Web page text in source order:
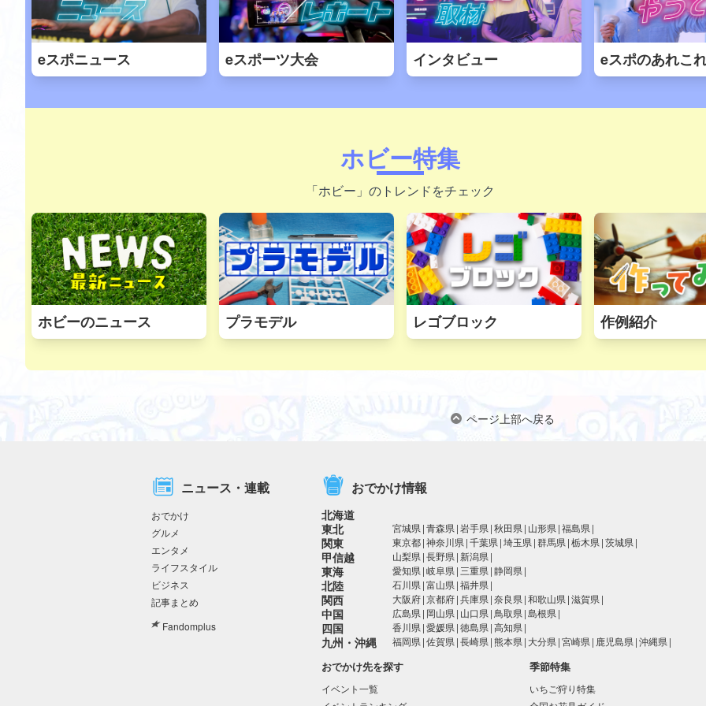
eスポニュース eスポーツ大会 インタビュー eスポのあれこ
ホビー特集
「ホビー」のトレンドをチェック
ホビーのニュース プラモデル レゴブロック 作例紹介
ページ上部へ戻る
ニュース・連載
おでかけ
グルメ
エンタメ
ライフスタイル
ビジネス
記事まとめ
Fandomplus
おでかけ情報
北海道
東北
宮城県 青森県 岩手県 秋田県 山形県 福島県
関東 東京都 神奈川県 千葉県 埼玉県 群馬県 栃木県 茨城県
甲信越 山梨県 長野県 新潟県
東海 愛知県 岐阜県 三重県 静岡県
北陸 石川県 富山県 福井県
関西 大阪府 京都府 兵庫県 奈良県 和歌山県 滋賀県
中国 広島県 岡山県 山口県 鳥取県 島根県
四国 香川県 愛媛県 徳島県 高知県
九州・沖縄 福岡県 佐賀県 長崎県 熊本県 大分県 宮崎県 鹿児島県 沖縄県
おでかけ先を探す
イベント一覧
季節特集
いちご狩り特集